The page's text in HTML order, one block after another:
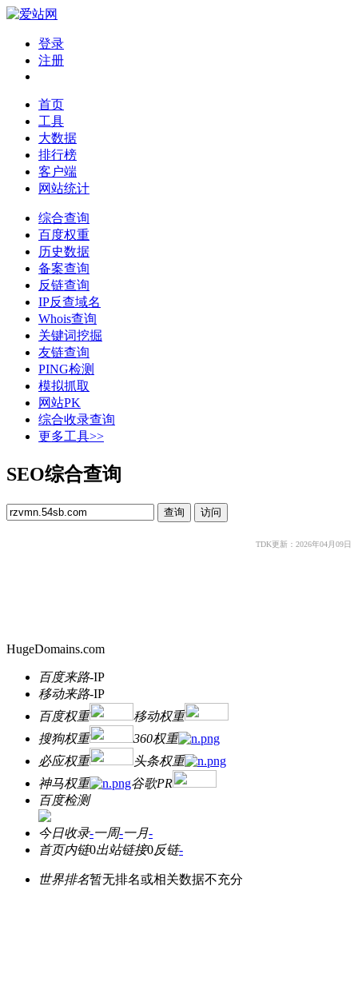
登录
注册
首页
工具
大数据
排行榜
客户端
网站统计
综合查询
百度权重
历史数据
备案查询
反链查询
IP反查域名
Whois查询
关键词挖掘
友链查询
PING检测
模拟抓取
网站PK
综合收录查询
更多工具>>
SEO综合查询
TDK更新：2026年04月09日
HugeDomains.com
百度来路-IP
移动来路-IP
百度权重
移动权重
搜狗权重
360权重
必应权重
头条权重
神马权重
谷歌PR
百度检测
今日收录-一周-一月-
首页内链0出站链接0反链-
世界排名暂无排名或相关数据不充分